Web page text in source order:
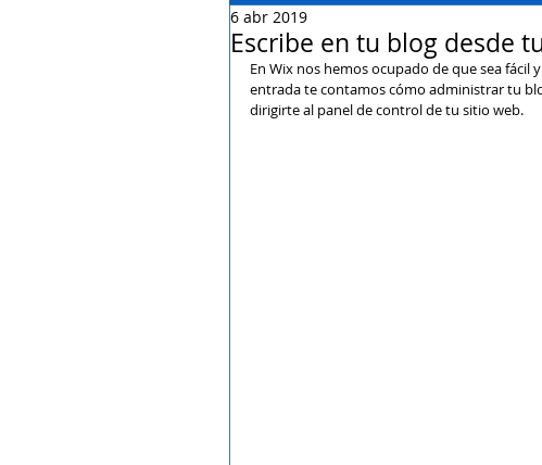
Escribe en tu blog desde
6 abr 2019
En Wix nos hemos ocupado de que sea
entrada te contamos cómo administrar tu
dirigirte al panel de control de tu sitio web.